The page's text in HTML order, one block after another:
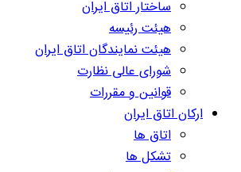
ساختار اتاق ایران
هیئت رئیسه
هیئت نمایندگان اتاق ایران
شورای عالی نظارت
قوانین و مقررات
ارکان اتاق ایران
اتاق ها
تشکل ها